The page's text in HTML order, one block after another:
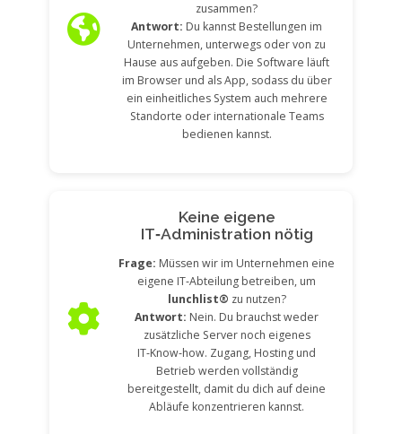
zusammen?
Antwort: Du kannst Bestellungen im
Unternehmen, unterwegs oder von zu
Hause aus aufgeben. Die Software läuft
im Browser und als App, sodass du über
ein einheitliches System auch mehrere
Standorte oder internationale Teams
bedienen kannst.
Keine eigene
IT‑Administration nötig
Frage: Müssen wir im Unternehmen eine
eigene IT‑Abteilung betreiben, um
lunchlist® zu nutzen?
Antwort: Nein. Du brauchst weder
zusätzliche Server noch eigenes
IT‑Know‑how. Zugang, Hosting und
Betrieb werden vollständig
bereitgestellt, damit du dich auf deine
Abläufe konzentrieren kannst.